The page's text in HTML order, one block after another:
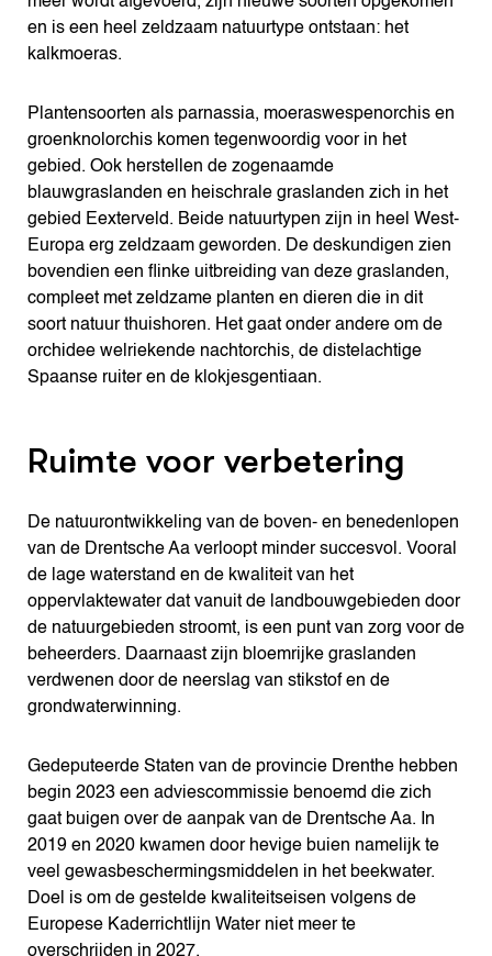
en is een heel zeldzaam natuurtype ontstaan: het
kalkmoeras.
Plantensoorten als parnassia, moeraswespenorchis en
groenknolorchis komen tegenwoordig voor in het
gebied. Ook herstellen de zogenaamde
blauwgraslanden en heischrale graslanden zich in het
gebied Eexterveld. Beide natuurtypen zijn in heel West-
Europa erg zeldzaam geworden. De deskundigen zien
bovendien een flinke uitbreiding van deze graslanden,
compleet met zeldzame planten en dieren die in dit
soort natuur thuishoren. Het gaat onder andere om de
orchidee welriekende nachtorchis, de distelachtige
Spaanse ruiter en de klokjesgentiaan.
Ruimte voor verbetering
De natuurontwikkeling van de boven- en benedenlopen
van de Drentsche Aa verloopt minder succesvol. Vooral
de lage waterstand en de kwaliteit van het
oppervlaktewater dat vanuit de landbouwgebieden door
de natuurgebieden stroomt, is een punt van zorg voor de
beheerders. Daarnaast zijn bloemrijke graslanden
verdwenen door de neerslag van stikstof en de
grondwaterwinning.
Gedeputeerde Staten van de provincie Drenthe hebben
begin 2023 een adviescommissie benoemd die zich
gaat buigen over de aanpak van de Drentsche Aa. In
2019 en 2020 kwamen door hevige buien namelijk te
veel gewasbeschermingsmiddelen in het beekwater.
Doel is om de gestelde kwaliteitseisen volgens de
Europese Kaderrichtlijn Water niet meer te
overschrijden in 2027.